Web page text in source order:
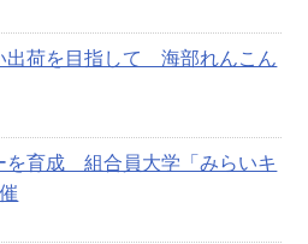
出荷を目指して 海部れんこん
を育成 組合員大学「みらいキ